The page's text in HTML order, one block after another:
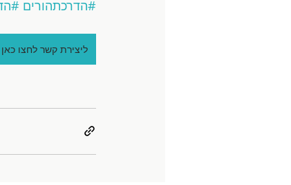
#הדרכתהורים
ליצירת קשר לחצו כאן